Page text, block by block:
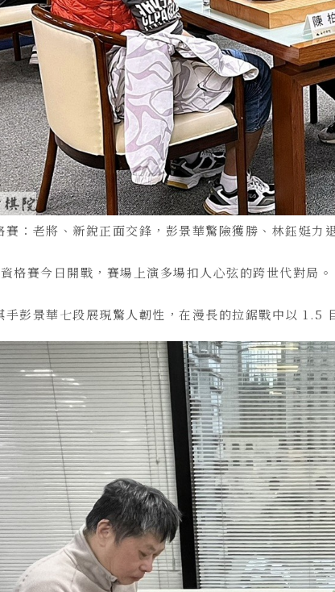
賽：老將、新銳正面交鋒，彭景華驚險獲勝、林鈺娗力退
格賽今日開戰，賽場上演多場扣人心弦的跨世代對局。
手彭景華七段展現驚人韌性，在漫長的拉鋸戰中以 1.5